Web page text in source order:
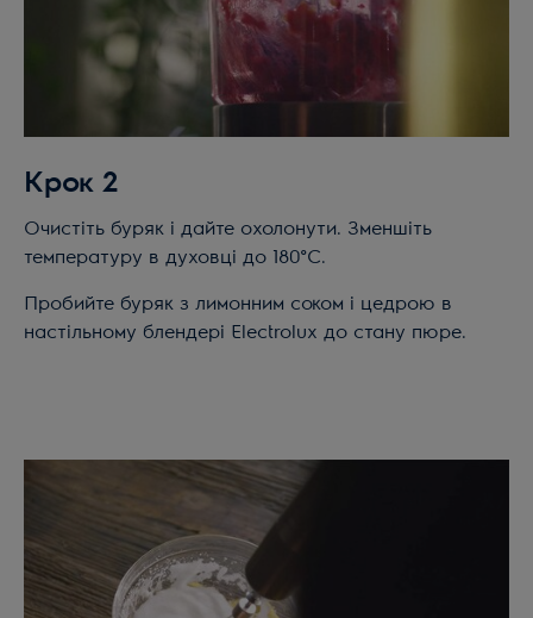
Крок 2
Очистіть буряк і дайте охолонути. Зменшіть
температуру в духовці до 180°C.
Пробийте буряк з лимонним соком і цедрою в
настільному блендері Electrolux до стану пюре.